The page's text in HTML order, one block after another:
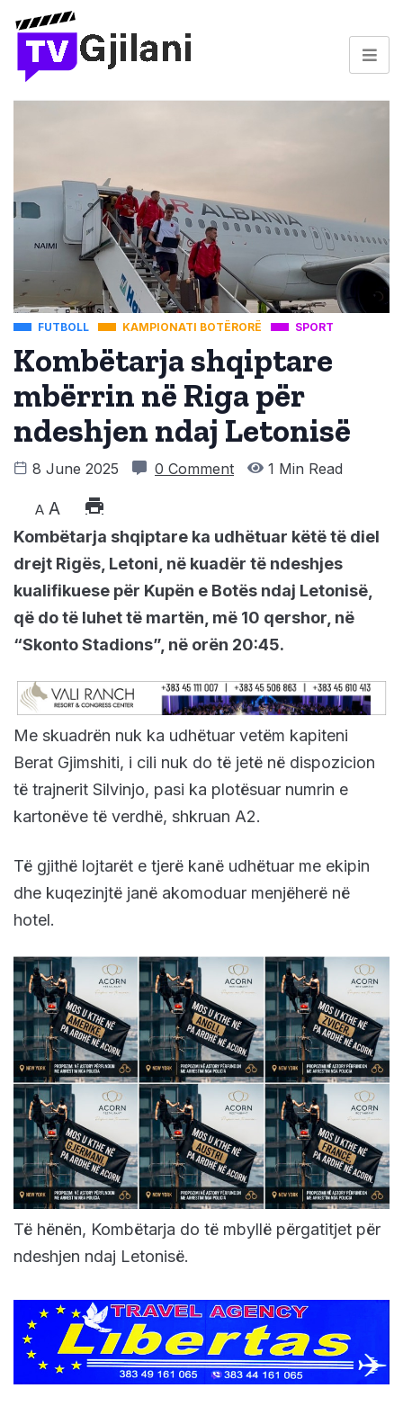
FUTBOLL KAMPIONATI BOTËRORË SPORT
Kombëtarja shqiptare
mbërrin në Riga për
ndeshjen ndaj Letonisë
8 June 2025 0 Comment 1 Min Read
A A
Kombëtarja shqiptare ka udhëtuar këtë të diel
drejt Rigës, Letoni, në kuadër të ndeshjes
kualifikuese për Kupën e Botës ndaj Letonisë,
që do të luhet të martën, më 10 qershor, në
“Skonto Stadions”, në orën 20:45.
Me skuadrën nuk ka udhëtuar vetëm kapiteni
Berat Gjimshiti, i cili nuk do të jetë në dispozicion
të trajnerit Silvinjo, pasi ka plotësuar numrin e
kartonëve të verdhë, shkruan A2.
Të gjithë lojtarët e tjerë kanë udhëtuar me ekipin
dhe kuqezinjtë janë akomoduar menjëherë në
hotel.
Të hënën, Kombëtarja do të mbyllë përgatitjet për
ndeshjen ndaj Letonisë.